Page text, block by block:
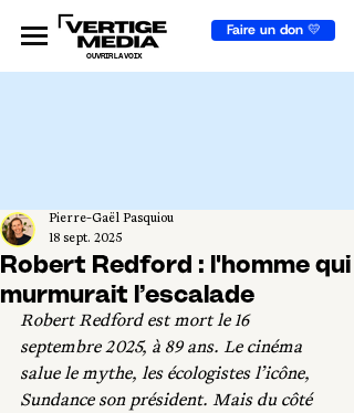
Faire un don 💛
OUVRIR LA VOIX
Robert Redford : l'homme qui
murmurait l’escalade
Pierre-Gaël Pasquiou
18 sept. 2025
Robert Redford est mort le 16
septembre 2025, à 89 ans. Le cinéma
salue le mythe, les écologistes l’icône,
Sundance son président. Mais du côté